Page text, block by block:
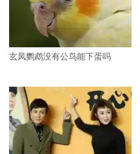
玄凤鹦鹉没有公鸟能下蛋吗